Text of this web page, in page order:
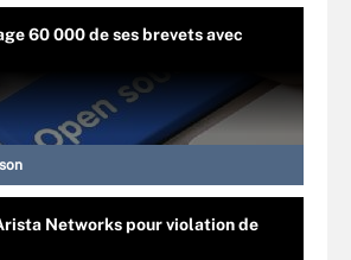
60 000 de ses brevets avec
Networks pour violation de